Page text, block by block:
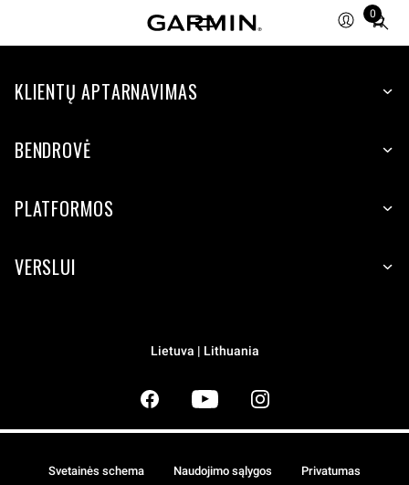
0
Total
items
cart:
KLIENTŲ APTARNAVIMAS
BENDROVĖ
PLATFORMOS
VERSLUI
Lietuva | Lithuania
Svetainės schema Naudojimo sąlygos Privatumas